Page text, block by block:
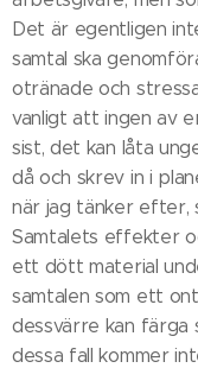
Det är egentligen
samtal ska
otränade och
vanligt att ingen av
sist, det kan låta
då och skrev in i
när jag tänker efter,
Samtalets effekter
ett dött material
samtalen som ett
dessvärre kan färga
dessa fall kommer